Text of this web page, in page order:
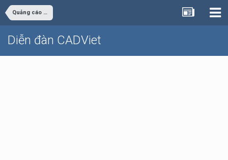
Quảng cáo - rao vặt
Diễn đàn CADViet